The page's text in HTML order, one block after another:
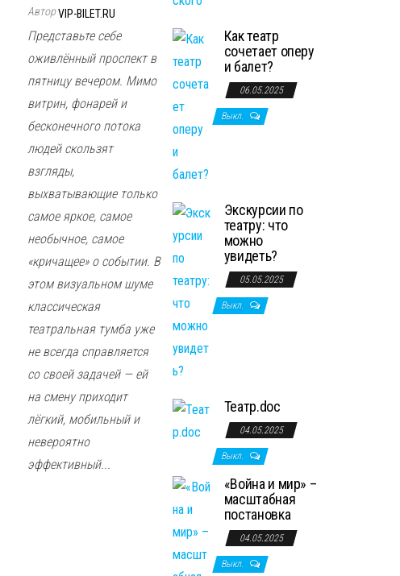
АвторVIP-BILET.RU
Представьте себе
оживлённый проспект в
пятницу вечером. Мимо
витрин, фонарей и
бесконечного потока
людей скользят
взгляды,
выхватывающие только
самое яркое, самое
необычное, самое
«кричащее» о событии. В
этом визуальном шуме
классическая
театральная тумба уже
не всегда справляется
со своей задачей — ей
на смену приходит
лёгкий, мобильный и
невероятно
эффективный...
Как театр
сочетает оперу
и балет?
06.05.2025
Выкл.
Экскурсии по
театру: что
можно
увидеть?
05.05.2025
Выкл.
Театр.doc
04.05.2025
Выкл.
«Война и мир» –
масштабная
постановка
04.05.2025
Выкл.